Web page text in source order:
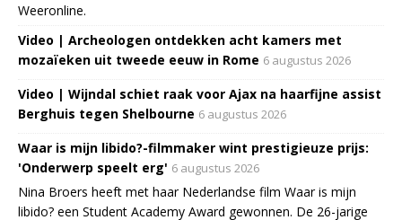
Weeronline.
Video | Archeologen ontdekken acht kamers met
mozaïeken uit tweede eeuw in Rome 6 augustus 2026
Video | Wijndal schiet raak voor Ajax na haarfijne assist
Berghuis tegen Shelbourne 6 augustus 2026
Waar is mijn libido?-filmmaker wint prestigieuze prijs:
'Onderwerp speelt erg' 6 augustus 2026
Nina Broers heeft met haar Nederlandse film Waar is mijn
libido? een Student Academy Award gewonnen. De 26-jarige